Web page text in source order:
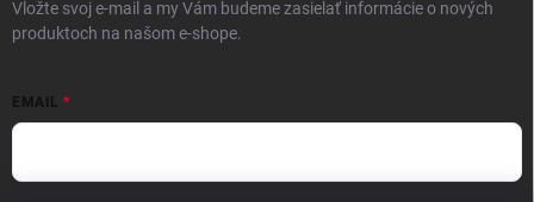
Vložte svoj e-mail a my Vám budeme zasielať informácie o nových
produktoch na našom e-shope.
EMAIL